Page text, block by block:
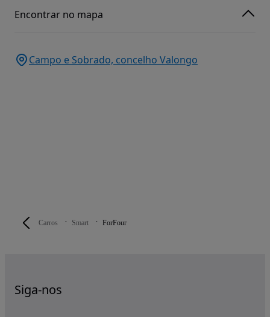
Carros Smart ForFour
Encontrar no mapa
Campo e Sobrado, concelho Valongo
Siga-nos